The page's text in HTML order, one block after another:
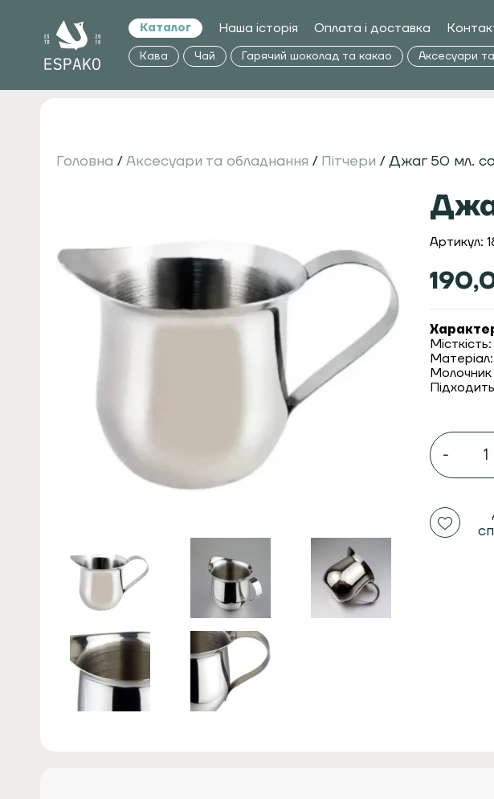
Каталог Наша історія Оплата і доставка
Кава Чай Гарячий шоколад та какао Аксесуари
Головна / Аксесуари та обладнання / Пітчери / Джаг 50 мл.
Артикул:
Молочник
Джаг
50
мл.
coffee
для
кави
кількість